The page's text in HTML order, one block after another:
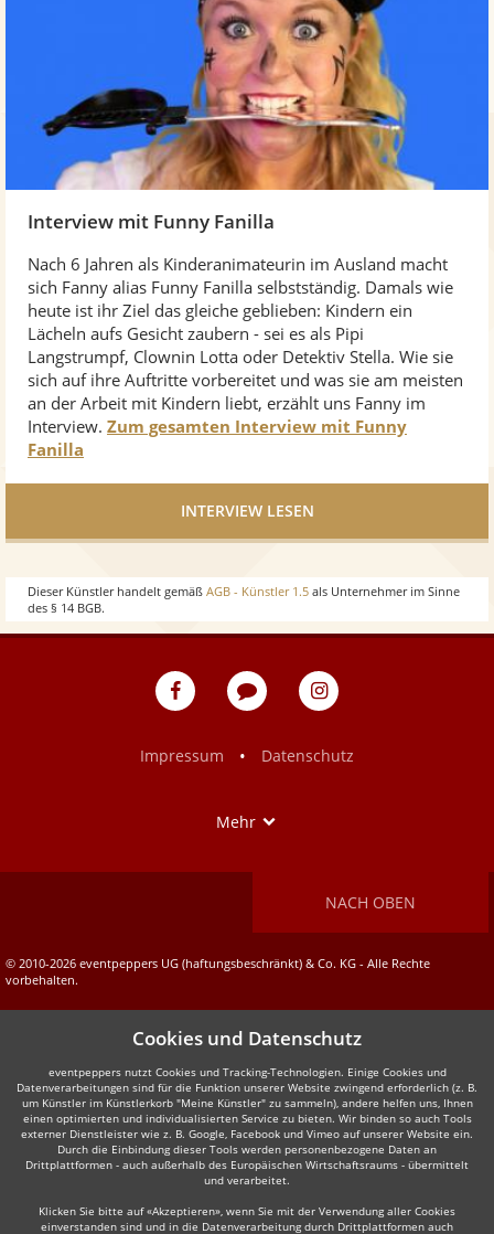
Interview mit Funny Fanilla
Nach 6 Jahren als Kinderanimateurin im Ausland macht
sich Fanny alias Funny Fanilla selbstständig. Damals wie
heute ist ihr Ziel das gleiche geblieben: Kindern ein
Lächeln aufs Gesicht zaubern - sei es als Pipi
Langstrumpf, Clownin Lotta oder Detektiv Stella. Wie sie
sich auf ihre Auftritte vorbereitet und was sie am meisten
an der Arbeit mit Kindern liebt, erzählt uns Fanny im
Interview. Zum gesamten Interview mit Funny
Fanilla
INTERVIEW LESEN
Dieser Künstler handelt gemäß AGB - Künstler 1.5 als Unternehmer im Sinne
des § 14 BGB.
eventpeppers
Blog
eventpeppers
Impressum
• Datenschutz
Mehr
NACH OBEN
© 2010-2026 eventpeppers UG (haftungsbeschränkt) & Co. KG - Alle Rechte
vorbehalten.
Cookies und Datenschutz
eventpeppers nutzt Cookies und Tracking-Technologien. Einige Cookies und
Datenverarbeitungen sind für die Funktion unserer Website zwingend erforderlich (z. B.
um Künstler im Künstlerkorb "Meine Künstler" zu sammeln), andere helfen uns, Ihnen
einen optimierten und individualisierten Service zu bieten. Wir binden so auch Tools
externer Dienstleister wie z. B. Google, Facebook und Vimeo auf unserer Website ein.
Durch die Einbindung dieser Tools werden personenbezogene Daten an
Drittplattformen - auch außerhalb des Europäischen Wirtschaftsraums - übermittelt
und verarbeitet.
Klicken Sie bitte auf «Akzeptieren», wenn Sie mit der Verwendung aller Cookies
einverstanden sind und in die Datenverarbeitung durch Drittplattformen auch